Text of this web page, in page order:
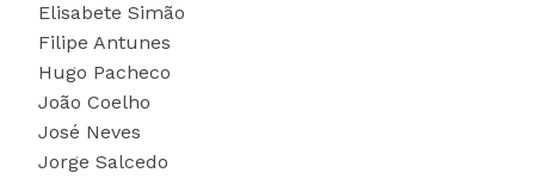
Elisabete Simão
Filipe Antunes
Hugo Pacheco
João Coelho
José Neves
Jorge Salcedo